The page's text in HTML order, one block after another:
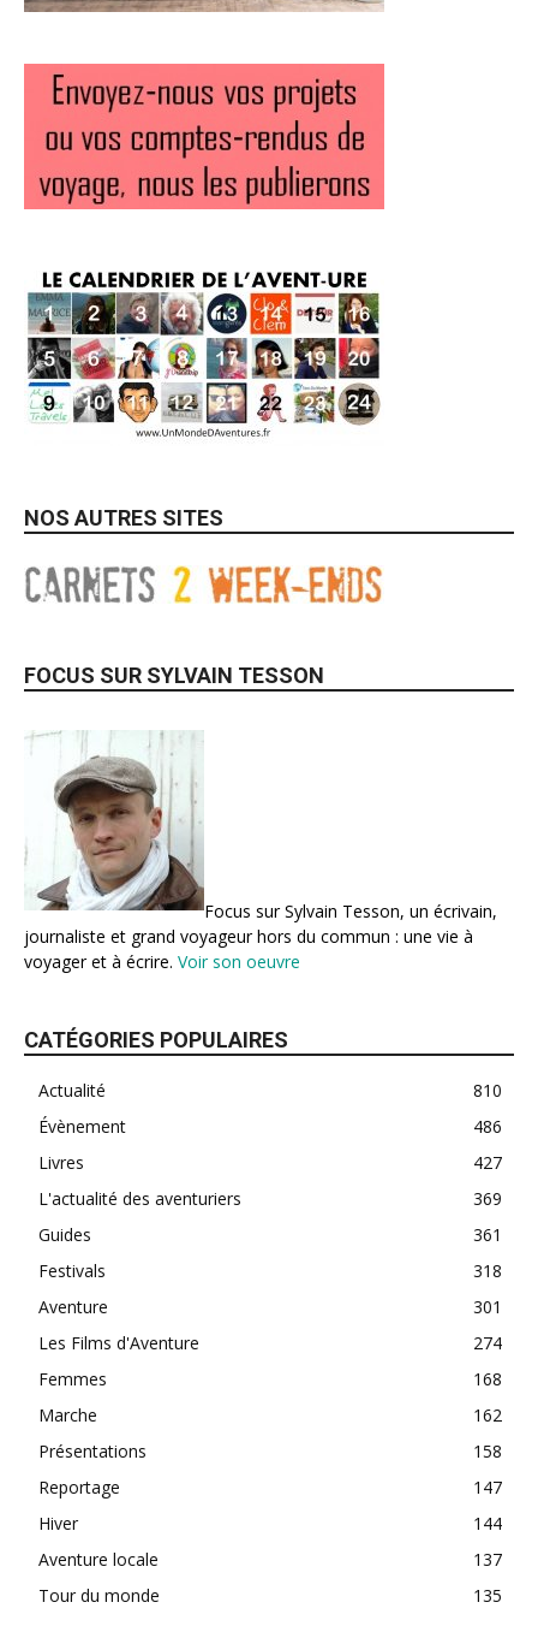
NOS AUTRES SITES
FOCUS SUR SYLVAIN TESSON
Focus sur Sylvain Tesson, un écrivain,
journaliste et grand voyageur hors du commun : une vie à
voyager et à écrire. Voir son oeuvre
CATÉGORIES POPULAIRES
Actualité
810
Évènement
486
Livres
427
L'actualité des aventuriers
369
Guides
361
Festivals
318
Aventure
301
Les Films d'Aventure
274
Femmes
168
Marche
162
Présentations
158
Reportage
147
Hiver
144
Aventure locale
137
Tour du monde
135